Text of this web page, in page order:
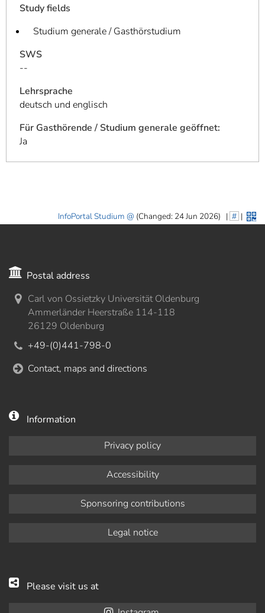
Study fields
Studium generale / Gasthörstudium
SWS
--
Lehrsprache
deutsch und englisch
Für Gasthörende / Studium generale geöffnet:
Ja
InfoPortal Studium (Changed: 24 Jun 2026) | # |
Postal address
Carl von Ossietzky Universität Oldenburg
Ammerländer Heerstraße 114-118
26129 Oldenburg
+49-(0)441-798-0
Contact, maps and directions
Information
Privacy policy
Accessibility
Sponsoring contributions
Legal notice
Please visit us at